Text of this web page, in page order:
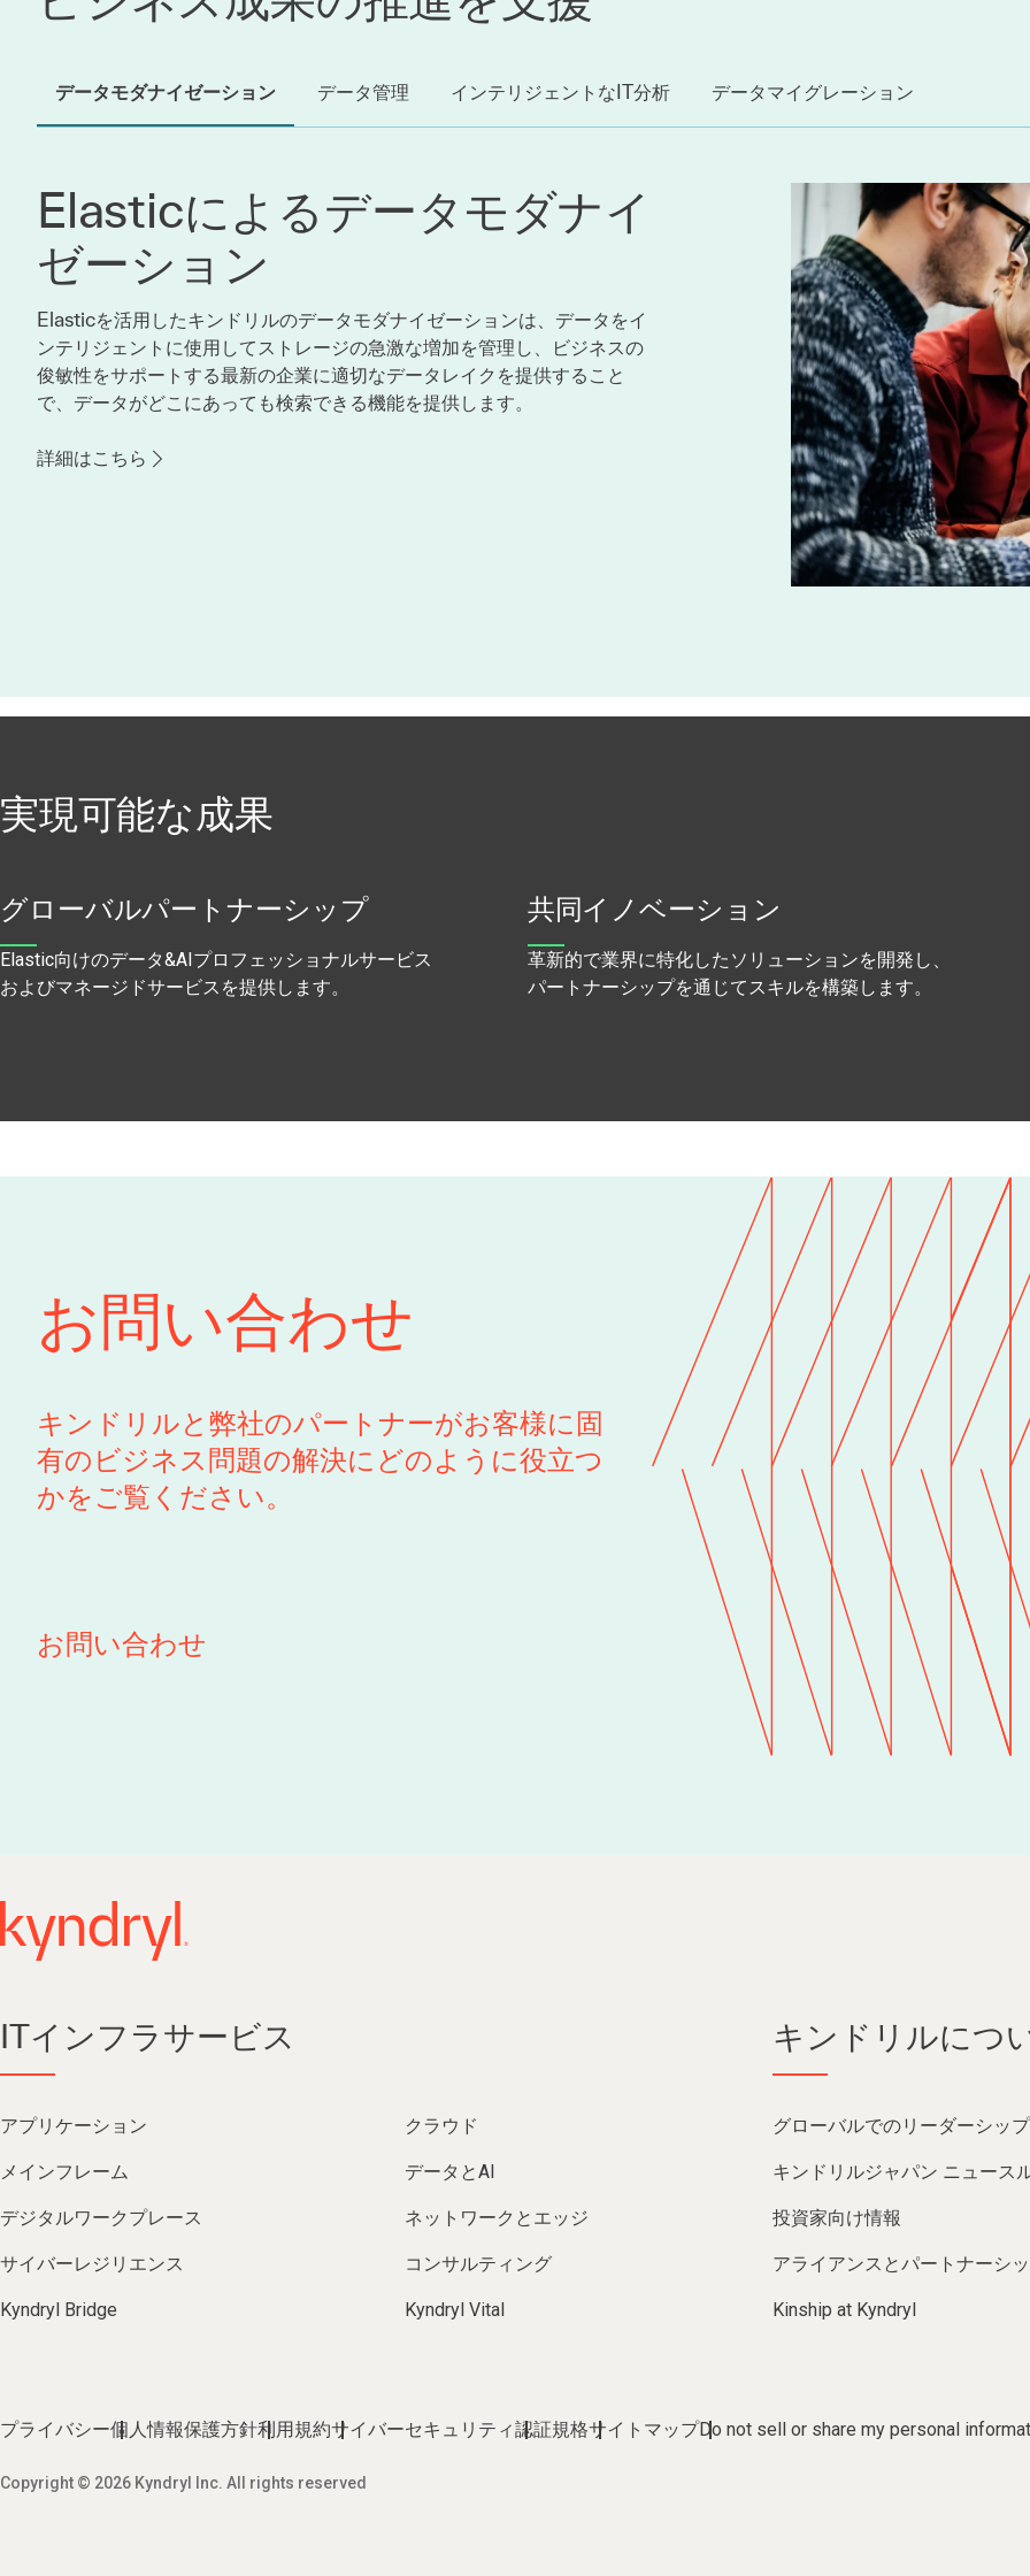
データモダナイゼーション データ管理 インテリジェントなIT分析 データマイグレーション
Elasticによるデータモダナイ
ゼーション
Elasticを活用したキンドリルのデータモダナイゼーションは、データをイ
ンテリジェントに使用してストレージの急激な増加を管理し、ビジネスの
俊敏性をサポートする最新の企業に適切なデータレイクを提供すること
で、データがどこにあっても検索できる機能を提供します。
詳細はこちら
実現可能な成果
グローバルパートナーシップ
Elastic向けのデータ&AIプロフェッショナルサービス
およびマネージドサービスを提供します。
共同イノベーション
革新的で業界に特化したソリューションを開発し、
パートナーシップを通じてスキルを構築します。
お問い合わせ
キンドリルと弊社のパートナーがお客様に固
有のビジネス問題の解決にどのように役立つ
かをご覧ください。
お問い合わせ
ITインフラサービス
アプリケーション クラウド
メインフレーム データとAI
デジタルワークプレース ネットワークとエッジ
サイバーレジリエンス コンサルティング
Kyndryl Bridge Kyndryl Vital
キンドリルにつ
グローバルでのリーダーシップ
キンドリルジャパン ニュース
投資家向け情報
アライアンスとパートナーシ
Kinship at Kyndryl
プライバシー個人情報保護方針利用規約サイバーセキュリティ認証規格サイトマップDo not sell or share my personal
Copyright © 2026 Kyndryl Inc. All rights reserved